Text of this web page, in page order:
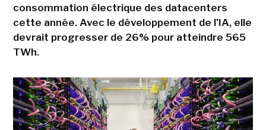
consommation électrique des datacenters
cette année. Avec le développement de l'IA, elle
devrait progresser de 26% pour atteindre 565
TWh.